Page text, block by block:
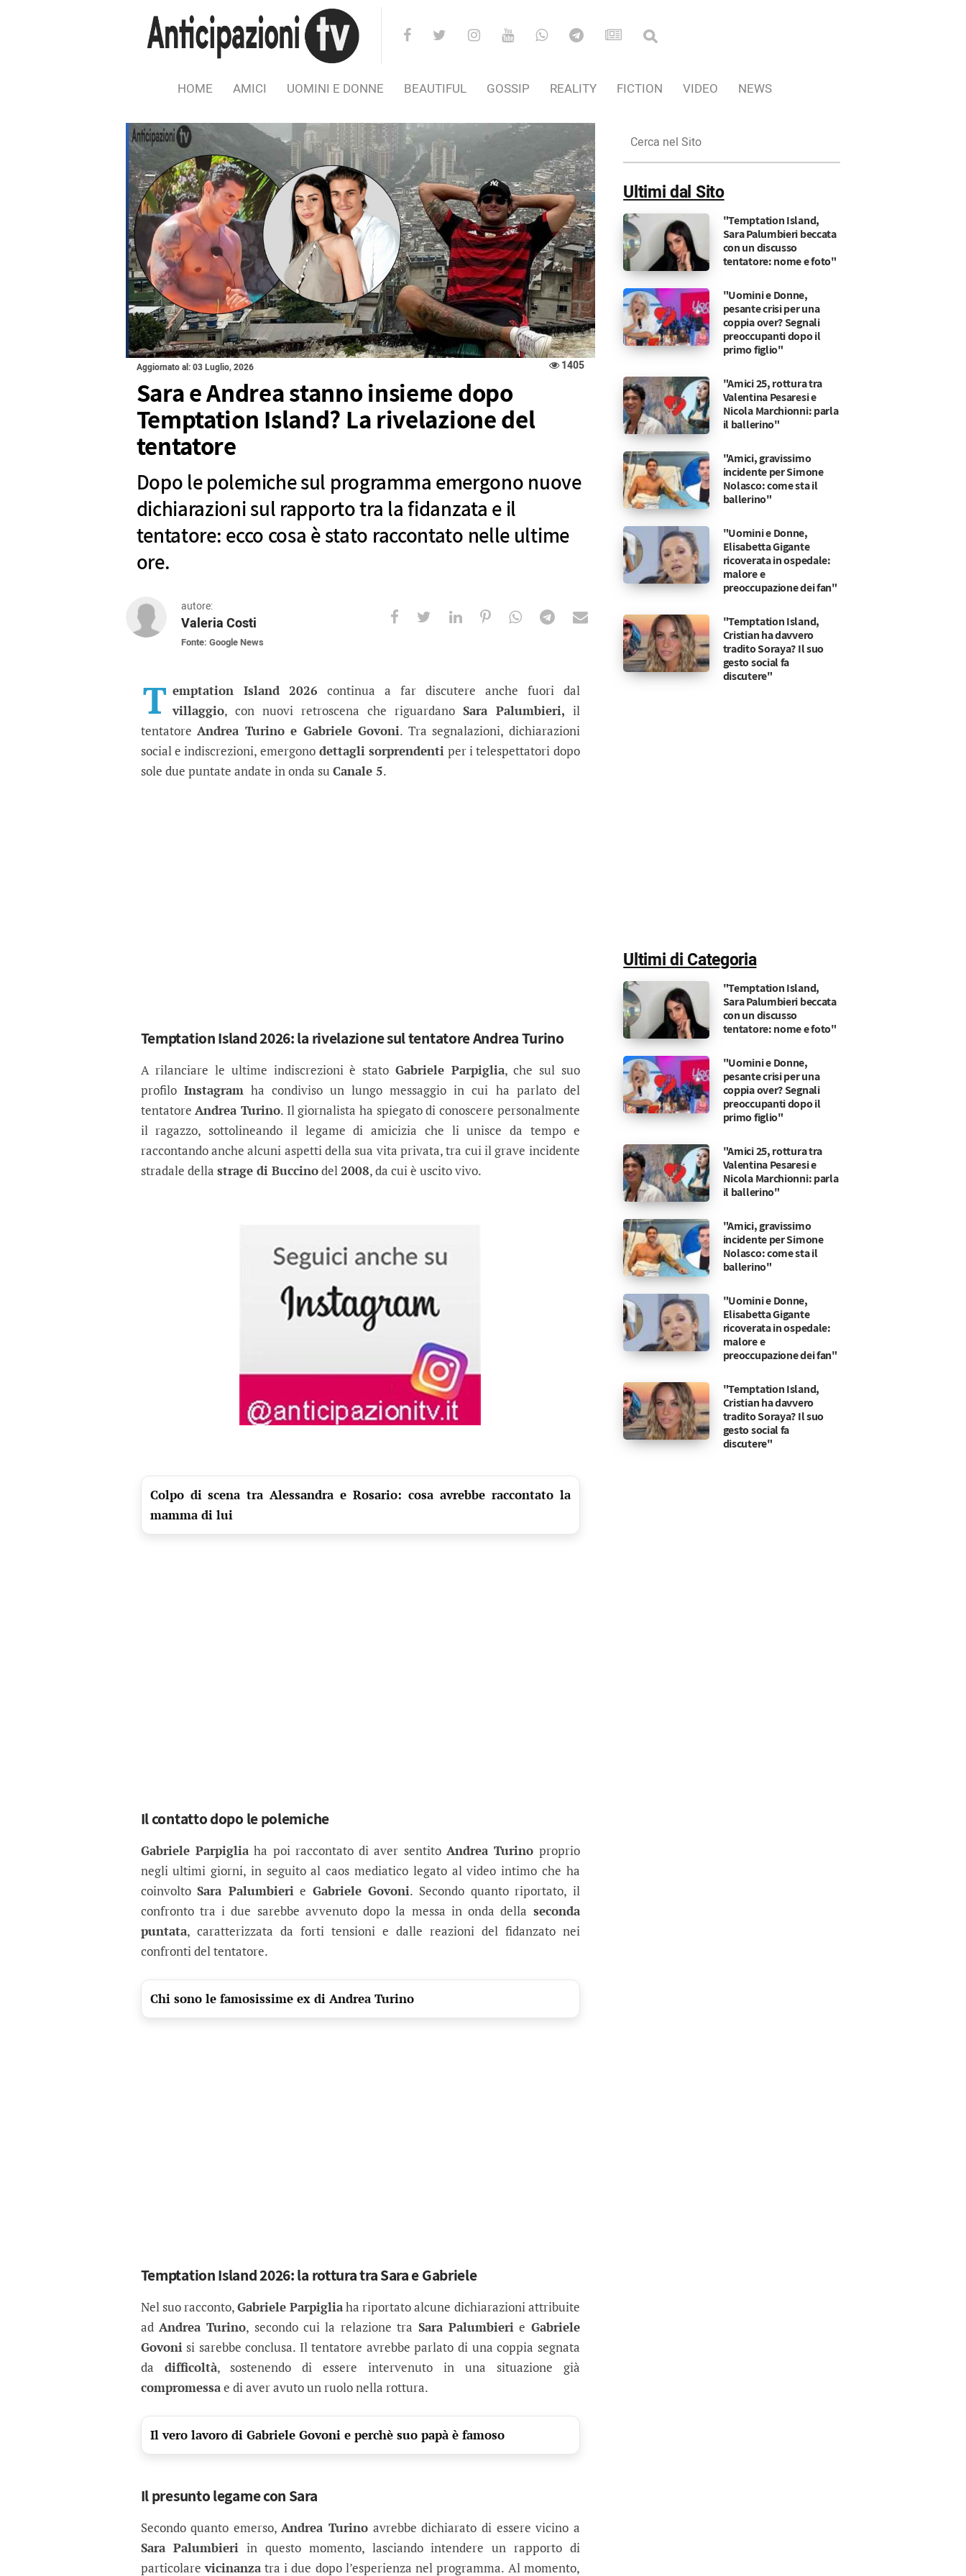
HOME AMICI UOMINI E DONNE BEAUTIFUL GOSSIP REALITY FICTION VIDEO NEWS
Aggiornato al: 03 Luglio, 2026 1405
Sara e Andrea stanno insieme dopo
Temptation Island? La rivelazione del
tentatore
Dopo le polemiche sul programma emergono nuove
dichiarazioni sul rapporto tra la fidanzata e il
tentatore: ecco cosa è stato raccontato nelle ultime
ore.
autore:
Valeria Costi
Fonte: Google News
Sara e Andrea stanno insieme dopo Temptation Island? La rivelazione del tentatore
Dopo le polemiche sul programma emergono nuove dichiarazioni sul rapporto tra la fidanzata e il tentatore: ecco cosa è stato
T emptation Island 2026 continua a far discutere anche fuori dal
villaggio, con nuovi retroscena che riguardano Sara Palumbieri, il
tentatoreAndrea Turino e Gabriele Govoni. Tra segnalazioni, dichiarazioni
social e indiscrezioni, emergonodettagli sorprendenti per i telespettatori dopo
sole due puntate andate in onda suCanale 5.
Temptation Island 2026: la rivelazione sul tentatore Andrea Turino
A rilanciare le ultime indiscrezioni è stato Gabriele Parpiglia, che sul suo
profilo Instagramha condiviso un lungo messaggio in cui ha parlato del
tentatoreAndrea Turino. Il giornalista ha spiegato di conoscere personalmente
il ragazzo, sottolineando il legame di amicizia che li unisce da tempo e
raccontando anche alcuni aspetti della sua vita privata, tra cui il grave incidente
stradale della strage di Buccinodel2008, da cui è uscito vivo.
Colpo di scena tra Alessandra e Rosario: cosa avrebbe raccontato la
mamma di lui
Il contatto dopo le polemiche
Gabriele Parpigliaha poi raccontato di aver sentitoAndrea Turino proprio
negli ultimi giorni, in seguito al caos mediatico legato al video intimo che ha
coinvoltoSara Palumbierie Gabriele Govoni. Secondo quanto riportato, il
confronto tra i due sarebbe avvenuto dopo la messa in onda della seconda
puntata, caratterizzata da forti tensioni e dalle reazioni del fidanzato nei
confronti del tentatore.
Chi sono le famosissime ex di Andrea Turino
Temptation Island 2026: la rottura tra Sara e Gabriele
Nel suo racconto,Gabriele Parpigliaha riportato alcune dichiarazioni attribuite
ad Andrea Turino, secondo cui la relazione tra Sara Palumbierie Gabriele
Govonisi sarebbe conclusa. Il tentatore avrebbe parlato di una coppia segnata
da difficoltà, sostenendo di essere intervenuto in una situazione già
compromessae di aver avuto un ruolo nella rottura.
Il vero lavoro di Gabriele Govoni e perchè suo papà è famoso
Il presunto legame con Sara
Secondo quanto emerso,Andrea Turino avrebbe dichiarato di essere vicino a
Sara Palumbieri in questo momento, lasciando intendere un rapporto di
particolarevicinanzatra i due dopo l’esperienza nel programma. Al momento,
nel
Sito
Ultimi dal Sito
"Temptation Island,
Sara Palumbieri beccata
con un discusso
tentatore: nome e foto"
"Uomini e Donne,
pesante crisi per una
coppia over? Segnali
preoccupanti dopo il
primo figlio"
"Amici 25, rottura tra
Valentina Pesaresi e
Nicola Marchionni: parla
il ballerino"
"Amici, gravissimo
incidente per Simone
Nolasco: come sta il
ballerino"
"Uomini e Donne,
Elisabetta Gigante
ricoverata in ospedale:
malore e
preoccupazione dei fan"
"Temptation Island,
Cristian ha davvero
tradito Soraya? Il suo
gesto social fa
discutere"
Ultimi di Categoria
"Temptation Island,
Sara Palumbieri beccata
con un discusso
tentatore: nome e foto"
"Uomini e Donne,
pesante crisi per una
coppia over? Segnali
preoccupanti dopo il
primo figlio"
"Amici 25, rottura tra
Valentina Pesaresi e
Nicola Marchionni: parla
il ballerino"
"Amici, gravissimo
incidente per Simone
Nolasco: come sta il
ballerino"
"Uomini e Donne,
Elisabetta Gigante
ricoverata in ospedale:
malore e
preoccupazione dei fan"
"Temptation Island,
Cristian ha davvero
tradito Soraya? Il suo
gesto social fa
discutere"